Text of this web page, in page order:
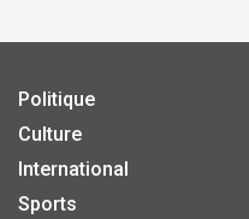
Politique
Culture
International
Sports